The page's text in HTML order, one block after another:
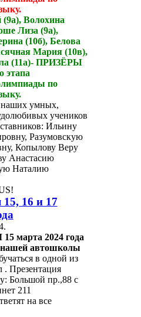
Волохина
Лиза (9а),
(10б), Белова
Мария (10в),
(11а)- ПРИЗЁРЫ
этапа
по
умных,
учеников
Ильину
Разумовскую
Копылову Веру
Анастасию
Наталию
16 и 17
.
15 марта 2024 года
нашей автошколы
в одной из
. Презентация
Большой пр.,88 с
211
на все